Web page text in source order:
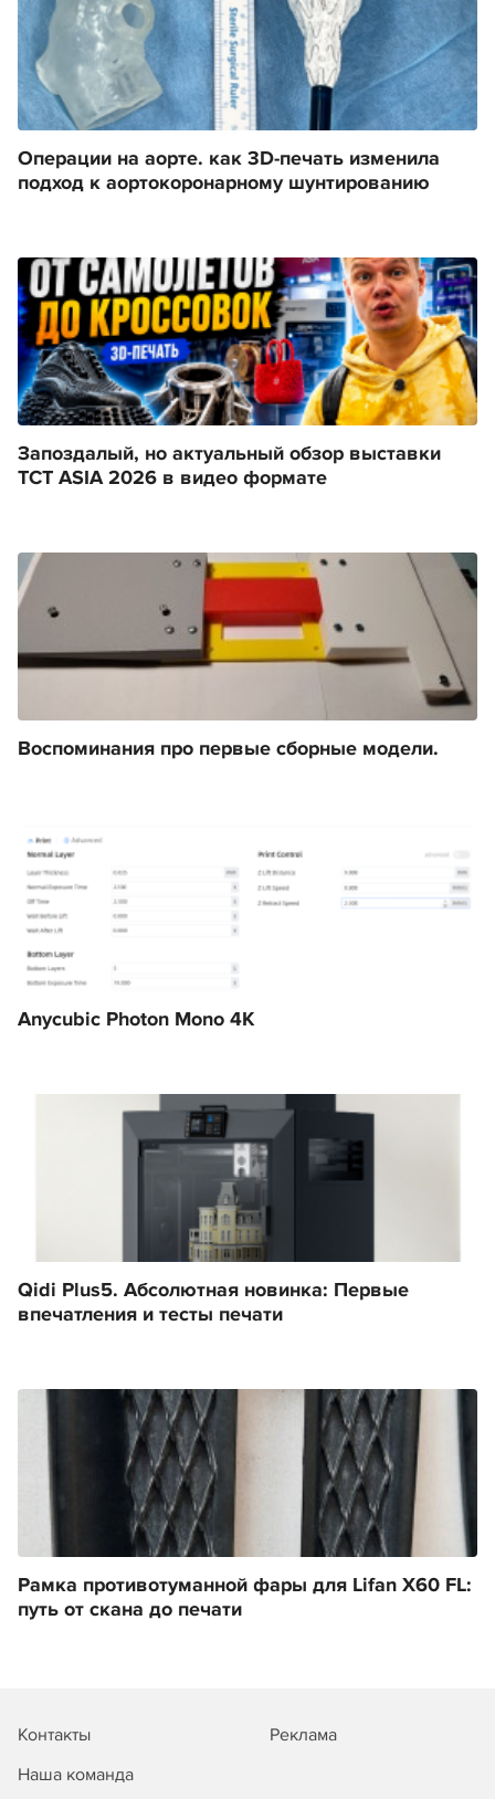
Операции на аорте. как 3D-печать изменила
подход к аортокоронарному шунтированию
Запоздалый, но актуальный обзор выставки
TCT ASIA 2026 в видео формате
Воспоминания про первые сборные модели.
Anycubic Photon Mono 4K
Qidi Plus5. Абсолютная новинка: Первые
впечатления и тесты печати
Рамка противотуманной фары для Lifan X60 FL:
путь от скана до печати
Контакты
Реклама
Наша команда